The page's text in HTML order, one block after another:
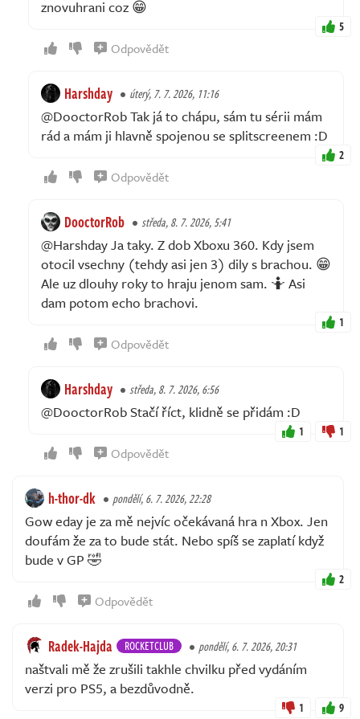
znovuhrani coz 😁
5
Odpovědět
Harshday úterý, 7. 7. 2026, 11:16
@DooctorRob Tak já to chápu, sám tu sérii mám
rád a mám ji hlavně spojenou se splitscreenem :D
2
Odpovědět
DooctorRob středa, 8. 7. 2026, 5:41
@Harshday Ja taky. Z dob Xboxu 360. Kdy jsem
otocil vsechny (tehdy asi jen 3) dily s brachou. 😁
Ale uz dlouhy roky to hraju jenom sam. 🤷 Asi
dam potom echo brachovi.
1
Odpovědět
Harshday středa, 8. 7. 2026, 6:56
@DooctorRob Stačí říct, klidně se přidám :D
1 1
Odpovědět
h-thor-dk pondělí, 6. 7. 2026, 22:28
Gow eday je za mě nejvíc očekávaná hra n Xbox. Jen
doufám že za to bude stát. Nebo spíš se zaplatí když
bude v GP 🤣
2
Odpovědět
Radek-Hajda ROCKETCLUB pondělí, 6. 7. 2026, 20:31
naštvali mě že zrušili takhle chvilku před vydáním
verzi pro PS5, a bezdůvodně.
1 9